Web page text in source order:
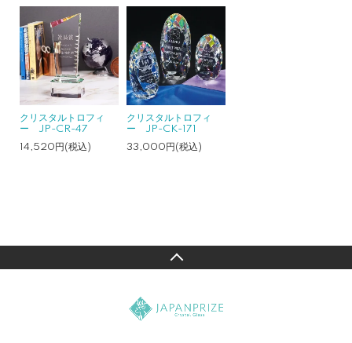
クリスタルトロフィ
ー JP-CR-47
14,520円(税込)
クリスタルトロフィ
ー JP-CK-171
33,000円(税込)